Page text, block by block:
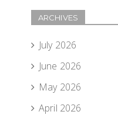
ARCHIVES
July 2026
June 2026
May 2026
April 2026